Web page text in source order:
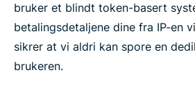
bruker et blindt token-basert
betalingsdetaljene dine fra IP-en
sikrer at vi aldri kan spore en
brukeren.